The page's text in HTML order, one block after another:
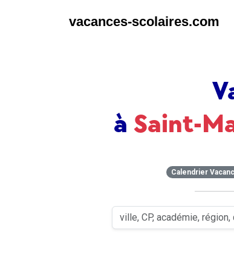
vacances-scolaires.com
à Saint-
Calendrier